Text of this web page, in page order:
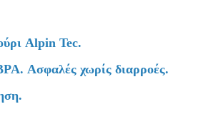
Alpin Tec.
Ασφαλές χωρίς διαρροές.